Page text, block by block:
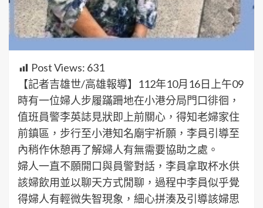
Post Views: 631
【記者吉雄世/高雄報導】112年10月16日上午09
時有一位婦人步履蹣跚地在小港分局門口徘徊，
值班員警李英誌見狀即上前關心，得知老婦家住
前鎮區，步行至小港知名廟宇祈願，李員引導至
內稍作休憩再了解婦人有無需要協助之處。
婦人一直不願開口與員警對話，李員拿取杯水供
該婦飲用並以聊天方式閒聊，過程中李員似乎覺
得婦人有輕微失智現象，細心拼湊及引導該婦思